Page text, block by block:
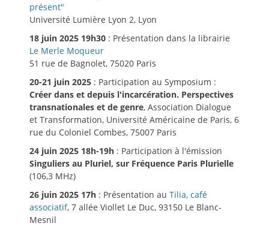
présent"
Université Lumière Lyon 2, Lyon
18 juin 2025 19h30 : Présentation dans la librairie
Le Merle Moqueur
51 rue de Bagnolet, 75020 Paris
20-21 juin 2025 : Participation au Symposium :
Créer dans et depuis l'incarcération. Perspectives
transnationales et de genre, Association Dialogue
et Transformation, Université Américaine de Paris, 6
rue du Coloniel Combes, 75007 Paris
24 juin 2025 18h-19h : Participation à l'émission
Singuliers au Pluriel, sur Fréquence Paris Plurielle
(106,3 MHz)
26 juin 2025 17h : Présentation au Tilia, café
associatif, 7 allée Viollet Le Duc, 93150 Le Blanc-
Mesnil